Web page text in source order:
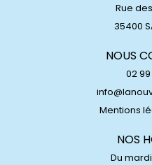
Rue
35400
NOUS
02 99
Mentions
NOS
Du